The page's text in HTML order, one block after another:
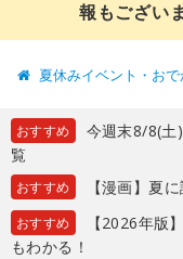
報もござい
夏休みイベント・お
おすすめ
今週末8/8(土
覧
おすすめ 【漫画】夏
おすすめ
【2026年版
もわかる！